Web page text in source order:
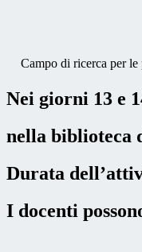
Campo di ricerca per le
Nei giorni 13 e
nella biblioteca
Durata
I docenti